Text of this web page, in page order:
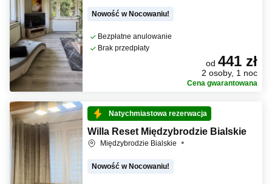
Nowość w Nocowaniu!
Bezpłatne anulowanie
Brak przedpłaty
od 441 zł
2 osoby, 1 noc
Cena gwarantowana
Natychmiastowa rezerwacja
Willa Reset Międzybrodzie Bialskie
Międzybrodzie Bialskie
Nowość w Nocowaniu!